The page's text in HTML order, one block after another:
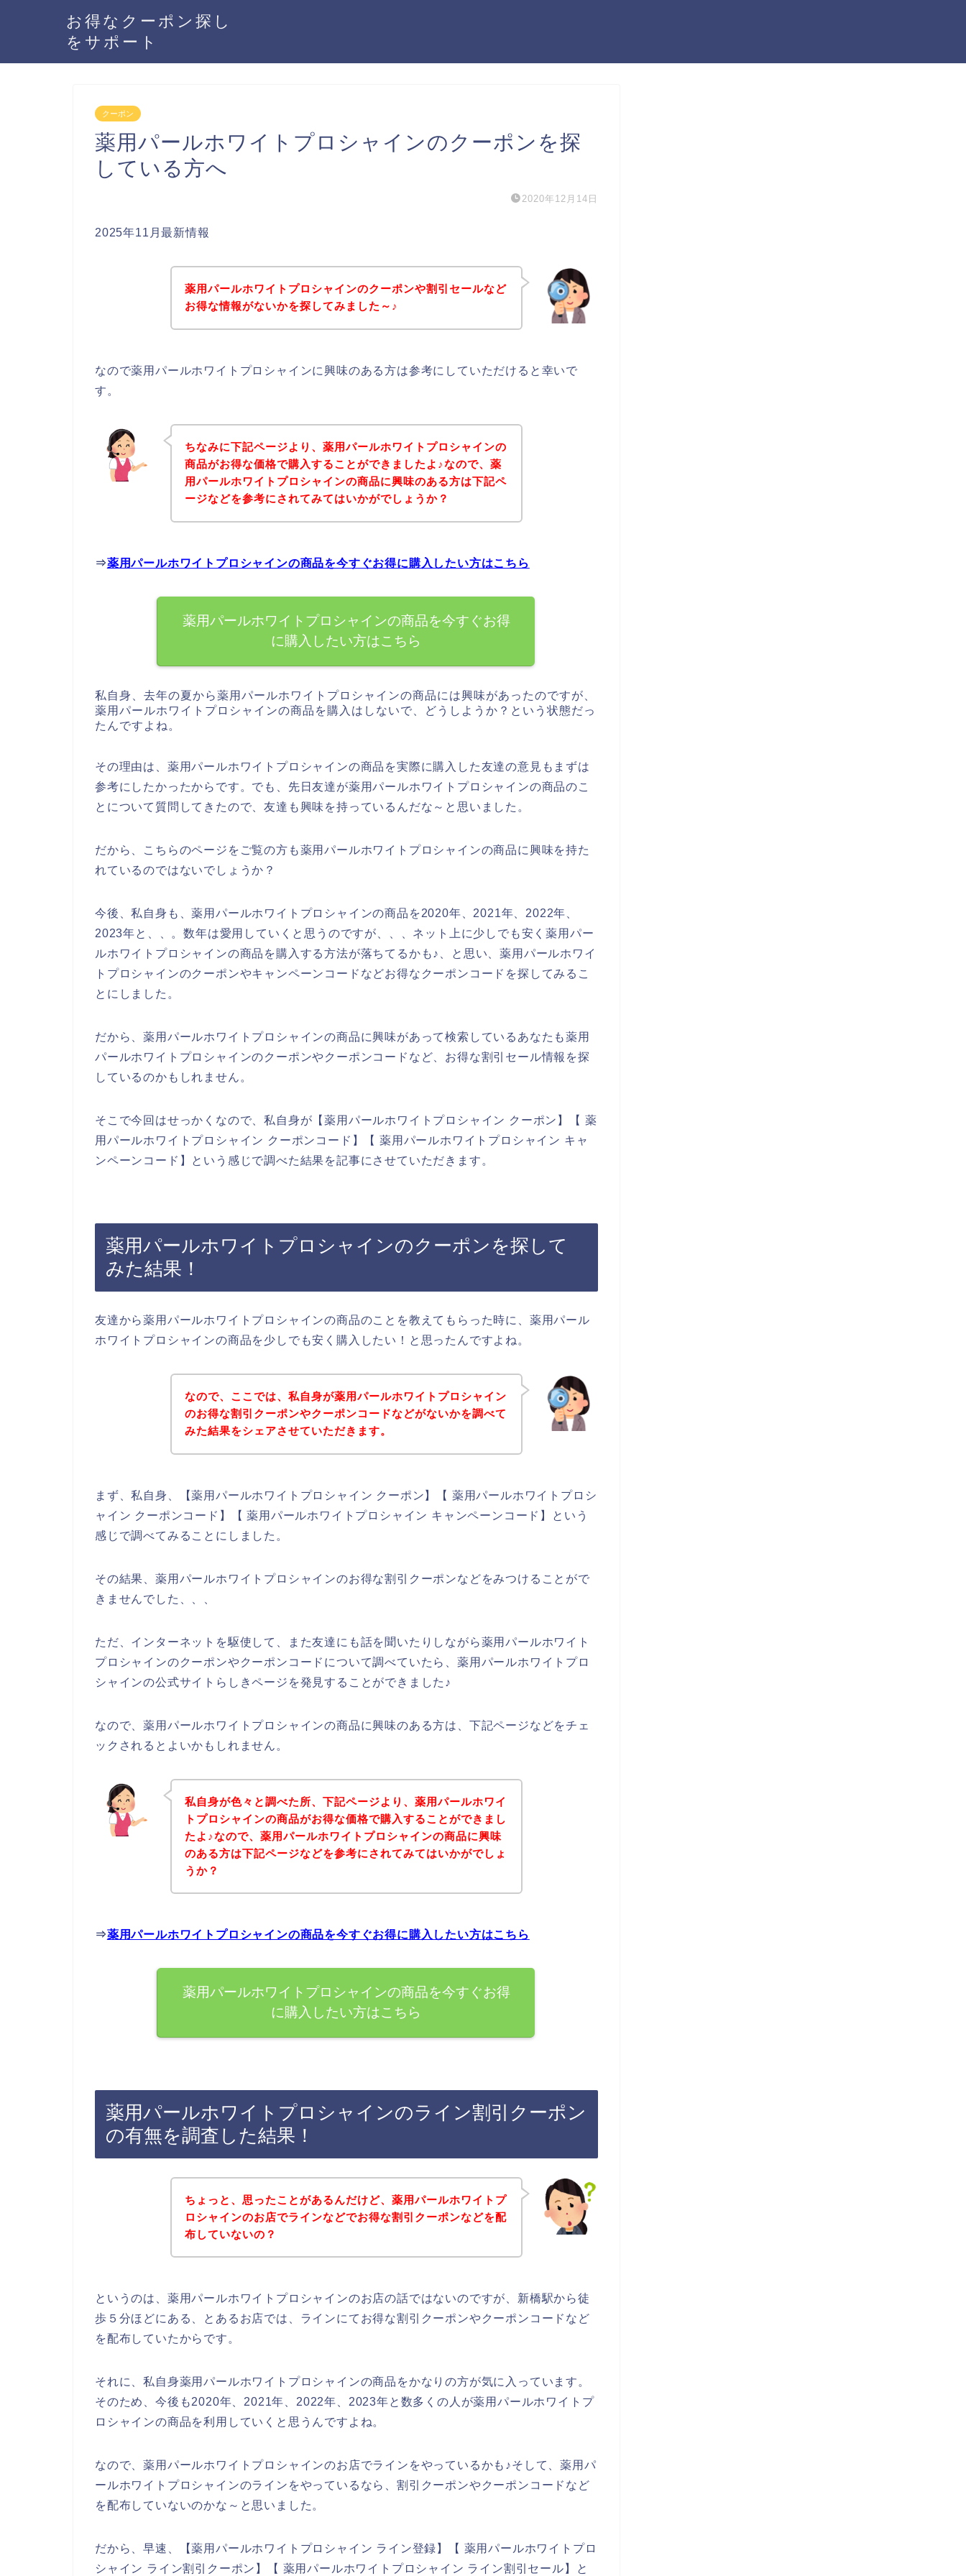
お得なクーポン探し
をサポート
クーポン
薬用パールホワイトプロシャインのクーポンを探
している方へ
2020年12月14日
2025年11月最新情報
薬用パールホワイトプロシャインのクーポンや割引セールなど
お得な情報がないかを探してみました～♪
なので薬用パールホワイトプロシャインに興味のある方は参考にしていただけると幸いで
す。
ちなみに下記ページより、薬用パールホワイトプロシャインの
商品がお得な価格で購入することができましたよ♪なので、薬
用パールホワイトプロシャインの商品に興味のある方は下記ペ
ージなどを参考にされてみてはいかがでしょうか？
⇒薬用パールホワイトプロシャインの商品を今すぐお得に購入したい方はこちら
薬用パールホワイトプロシャインの商品を今すぐお得
に購入したい方はこちら
私自身、去年の夏から薬用パールホワイトプロシャインの商品には興味があったのですが、
薬用パールホワイトプロシャインの商品を購入はしないで、どうしようか？という状態だっ
たんですよね。
その理由は、薬用パールホワイトプロシャインの商品を実際に購入した友達の意見もまずは
参考にしたかったからです。でも、先日友達が薬用パールホワイトプロシャインの商品のこ
とについて質問してきたので、友達も興味を持っているんだな～と思いました。
だから、こちらのページをご覧の方も薬用パールホワイトプロシャインの商品に興味を持た
れているのではないでしょうか？
今後、私自身も、薬用パールホワイトプロシャインの商品を2020年、2021年、2022年、
2023年と、、。数年は愛用していくと思うのですが、、、ネット上に少しでも安く薬用パー
ルホワイトプロシャインの商品を購入する方法が落ちてるかも♪、と思い、薬用パールホワイ
トプロシャインのクーポンやキャンペーンコードなどお得なクーポンコードを探してみるこ
とにしました。
だから、薬用パールホワイトプロシャインの商品に興味があって検索しているあなたも薬用
パールホワイトプロシャインのクーポンやクーポンコードなど、お得な割引セール情報を探
しているのかもしれません。
そこで今回はせっかくなので、私自身が【薬用パールホワイトプロシャイン クーポン】【 薬
用パールホワイトプロシャイン クーポンコード】【 薬用パールホワイトプロシャイン キャ
ンペーンコード】という感じで調べた結果を記事にさせていただきます。
薬用パールホワイトプロシャインのクーポンを探して
みた結果！
友達から薬用パールホワイトプロシャインの商品のことを教えてもらった時に、薬用パール
ホワイトプロシャインの商品を少しでも安く購入したい！と思ったんですよね。
なので、ここでは、私自身が薬用パールホワイトプロシャイン
のお得な割引クーポンやクーポンコードなどがないかを調べて
みた結果をシェアさせていただきます。
まず、私自身、【薬用パールホワイトプロシャイン クーポン】【 薬用パールホワイトプロシ
ャイン クーポンコード】【 薬用パールホワイトプロシャイン キャンペーンコード】という
感じで調べてみることにしました。
その結果、薬用パールホワイトプロシャインのお得な割引クーポンなどをみつけることがで
きませんでした、、、
ただ、インターネットを駆使して、また友達にも話を聞いたりしながら薬用パールホワイト
プロシャインのクーポンやクーポンコードについて調べていたら、薬用パールホワイトプロ
シャインの公式サイトらしきページを発見することができました♪
なので、薬用パールホワイトプロシャインの商品に興味のある方は、下記ページなどをチェ
ックされるとよいかもしれません。
私自身が色々と調べた所、下記ページより、薬用パールホワイ
トプロシャインの商品がお得な価格で購入することができまし
たよ♪なので、薬用パールホワイトプロシャインの商品に興味
のある方は下記ページなどを参考にされてみてはいかがでしょ
うか？
⇒薬用パールホワイトプロシャインの商品を今すぐお得に購入したい方はこちら
薬用パールホワイトプロシャインの商品を今すぐお得
に購入したい方はこちら
薬用パールホワイトプロシャインのライン割引クーポン
の有無を調査した結果！
ちょっと、思ったことがあるんだけど、薬用パールホワイトプ
ロシャインのお店でラインなどでお得な割引クーポンなどを配
布していないの？
というのは、薬用パールホワイトプロシャインのお店の話ではないのですが、新橋駅から徒
歩５分ほどにある、とあるお店では、ラインにてお得な割引クーポンやクーポンコードなど
を配布していたからです。
それに、私自身薬用パールホワイトプロシャインの商品をかなりの方が気に入っています。
そのため、今後も2020年、2021年、2022年、2023年と数多くの人が薬用パールホワイトプ
ロシャインの商品を利用していくと思うんですよね。
なので、薬用パールホワイトプロシャインのお店でラインをやっているかも♪そして、薬用パ
ールホワイトプロシャインのラインをやっているなら、割引クーポンやクーポンコードなど
を配布していないのかな～と思いました。
だから、早速、【薬用パールホワイトプロシャイン ライン登録】【 薬用パールホワイトプロ
シャイン ライン割引クーポン】【 薬用パールホワイトプロシャイン ライン割引セール】と